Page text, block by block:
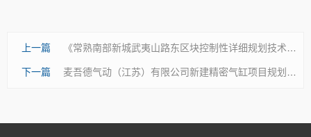
上一篇 《常熟南部新城武夷山路东区块控制性详细规划技术修正 （2025年12月）》批后公布
下一篇